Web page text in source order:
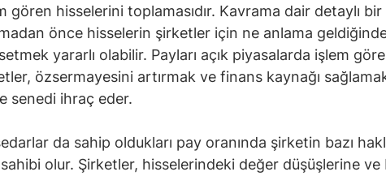
gören hisselerini toplamasıdır. Kavrama dair detaylı bir
önce hisselerin şirketler için ne anlama
yararlı olabilir. Payları açık piyasalarda işlem
özsermayesini artırmak ve finans kaynağı
senedi ihraç eder.
da sahip oldukları pay oranında şirketin bazı
olur. Şirketler, hisselerindeki değer düşüşlerine ve